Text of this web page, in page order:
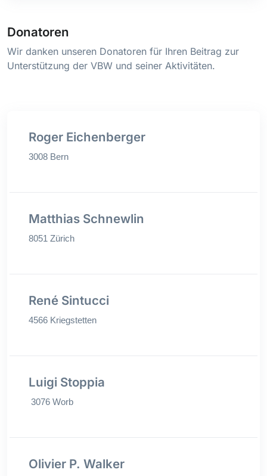
Donatoren
Wir danken unseren Donatoren für Ihren Beitrag zur
Unterstützung der VBW und seiner Aktivitäten.
Roger Eichenberger
3008 Bern
Matthias Schnewlin
8051 Zürich
René Sintucci
4566 Kriegstetten
Luigi Stoppia
3076 Worb
Olivier P. Walker